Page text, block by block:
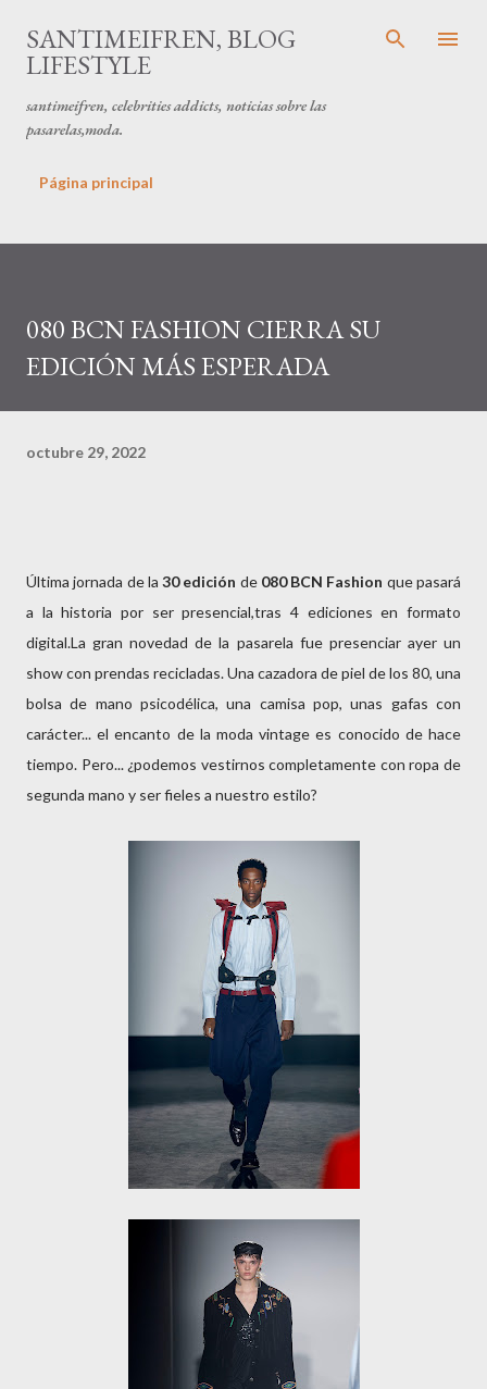
Ir al contenido principal
SANTIMEIFREN, BLOG
LIFESTYLE
santimeifren, celebrities addicts, noticias sobre las
pasarelas,moda.
Página principal
080 BCN FASHION CIERRA SU
EDICIÓN MÁS ESPERADA
octubre 29, 2022
Última jornada de la30 edición de 080 BCN Fashion que pasará
a la historia por ser presencial,tras 4 ediciones en formato
digital.La gran novedad de la pasarela fue presenciar ayer un
show con prendas recicladas. Una cazadora de piel de los 80, una
bolsa de mano psicodélica, una camisa pop, unas gafas con
carácter... el encanto de la moda vintage es conocido de hace
tiempo. Pero... ¿podemos vestirnos completamente con ropa de
segunda mano y ser fieles a nuestro estilo?